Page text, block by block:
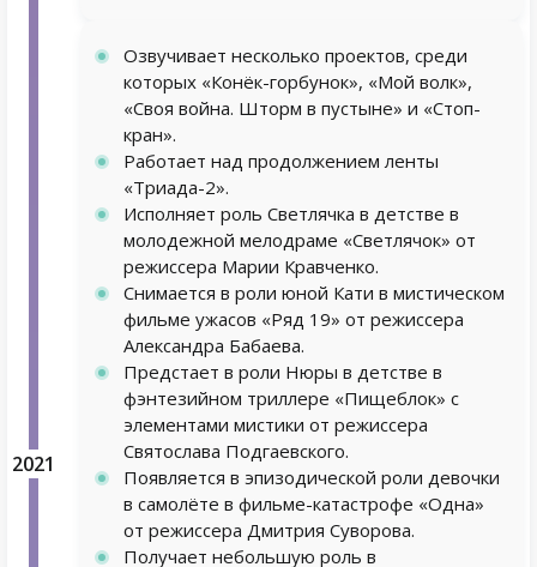
2021
Озвучивает несколько проектов, среди
которых «Конёк-горбунок», «Мой волк»,
«Своя война. Шторм в пустыне» и «Стоп-
кран».
Работает над продолжением ленты
«Триада-2».
Исполняет роль Светлячка в детстве в
молодежной мелодраме «Светлячок» от
режиссера Марии Кравченко.
Снимается в роли юной Кати в мистическом
фильме ужасов «Ряд 19» от режиссера
Александра Бабаева.
Предстает в роли Нюры в детстве в
фэнтезийном триллере «Пищеблок» с
элементами мистики от режиссера
Святослава Подгаевского.
Появляется в эпизодической роли девочки
в самолёте в фильме-катастрофе «Одна»
от режиссера Дмитрия Суворова.
Получает небольшую роль в